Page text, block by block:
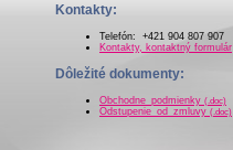
Kontakty:
Telefón: +421 904 807 907
Kontakty, kontaktný formulár
Dôležité dokumenty:
Obchodne_podmienky (.doc)
Odstupenie_od_zmluvy (.doc)